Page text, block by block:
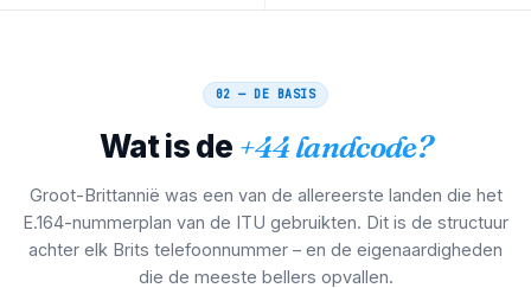
02 — DE BASIS
Wat is de +44 landcode?
Groot-Brittannië was een van de allereerste landen die het
E.164-nummerplan van de ITU gebruikten. Dit is de structuur
achter elk Brits telefoonnummer – en de eigenaardigheden
die de meeste bellers opvallen.